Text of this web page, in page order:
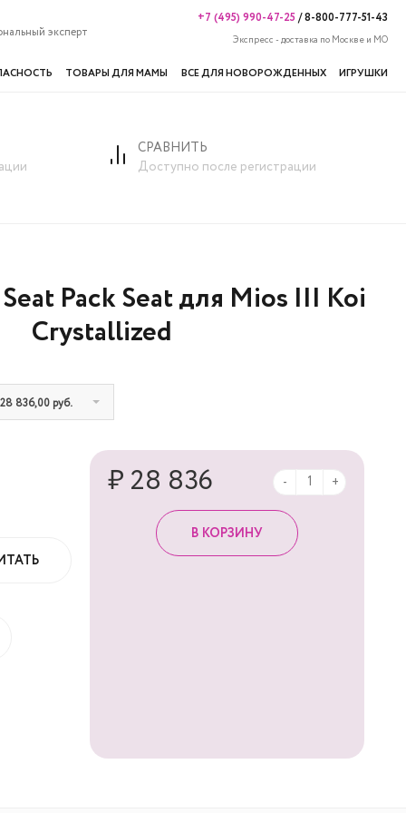
эксперт
+7 (495) 990-47-25/8-800-777-51-43
Экспресс - доставка по Москве и МО
ТОВАРЫ ДЛЯ МАМЫ ВСЕ ДЛЯ НОВОРОЖДЕННЫХ ИГРУШКИ
СРАВНИТЬ
Доступно после регистрации
Pack Seat для Mios III Koi
Crystallized
836,00 руб.
₽ 28 836 - +